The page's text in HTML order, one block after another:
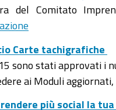
del Comitato
Carte tachigrafiche
sono stati approvati i
ai Moduli
più social la